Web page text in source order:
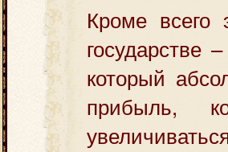
Кроме всего
государстве
который
прибыль,